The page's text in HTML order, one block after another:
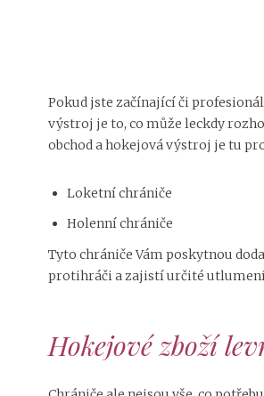
Pokud jste začínající či
výstroj je to, co může leckdy
obchod ahokejová výstroj je tu
Loketní chrániče
Holenní chrániče
Tyto chrániče Vám poskytnou
protihráči a zajistí určité utlumení
Hokejové zboží